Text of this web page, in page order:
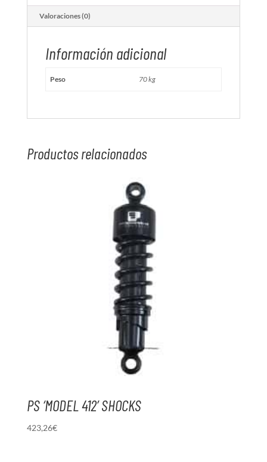
Valoraciones (0)
Información adicional
Peso 70 kg
Productos relacionados
PS ‘MODEL 412’ SHOCKS
423,26€